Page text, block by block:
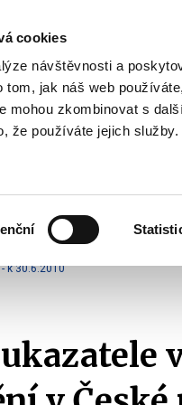
cookies
návštěvnosti a
tom, jak náš web
mohou zkombinovat s
že používáte jejich
III. pilíř - Doplňkové penzijní
k 30.6.2010